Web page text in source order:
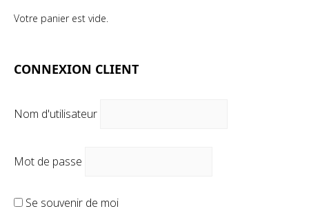
Votre panier est vide.
CONNEXION CLIENT
Nom d'utilisateur
Mot de passe
Se souvenir de moi